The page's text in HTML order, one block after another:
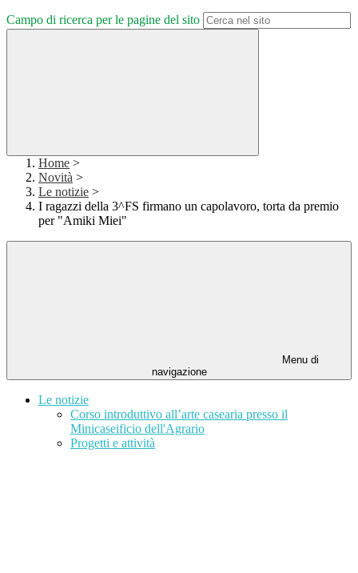
Campo di ricerca per le pagine del sito
Home >
Novità >
Le notizie >
I ragazzi della 3^FS firmano un capolavoro, torta da premio
per "Amiki Miei"
Menu di
navigazione
Le notizie
Corso introduttivo all’arte casearia presso il
Minicaseificio dell'Agrario
Progetti e attività